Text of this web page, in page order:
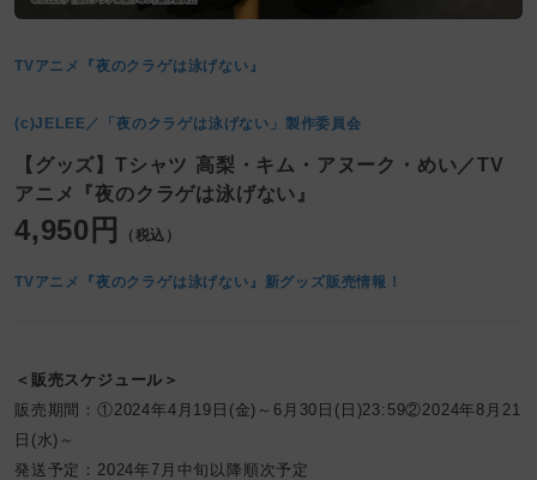
TVアニメ『夜のクラゲは泳げない』
(c)JELEE／「夜のクラゲは泳げない」製作委員会
【グッズ】Tシャツ 高梨・キム・アヌーク・めい／TV
アニメ『夜のクラゲは泳げない』
4,950円 （税込）
TVアニメ『夜のクラゲは泳げない』新グッズ販売情報！
＜販売スケジュール＞
販売期間：①2024年4月19日(金)～6月30日(日)23:59②2024年8月21
日(水)～
発送予定：2024年7月中旬以降順次予定